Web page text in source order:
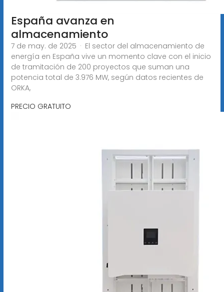
España avanza en
almacenamiento
7 de may. de 2025 · El sector del almacenamiento de
energía en España vive un momento clave con el inicio
de tramitación de 200 proyectos que suman una
potencia total de 3.976 MW, según datos recientes de
ORKA,
PRECIO GRATUITO